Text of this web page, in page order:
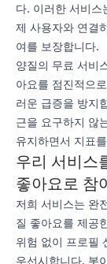
다. 이러한 서비스
제 사용자와 연결
여를 보장합니다.
양질의 무료 서비
아요를 점진적으
러운 급증을 방지
근을 요구하지 않
유지하면서 지표
우리 서비스
좋아요로 참
저희 서비스는 완
질 좋아요를 제공
위험 없이 프로필
우선시합니다. 봇